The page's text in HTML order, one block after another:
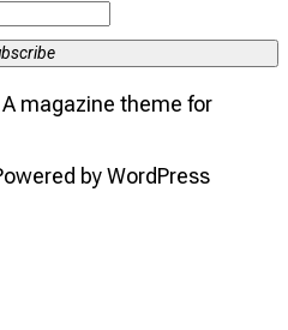
magazine theme for
by WordPress